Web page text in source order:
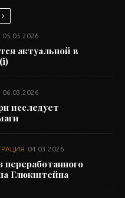
05.05.2026
актуальной в
06.03.2026
исследует
04.03.2026
переработанного
Глюкштейна